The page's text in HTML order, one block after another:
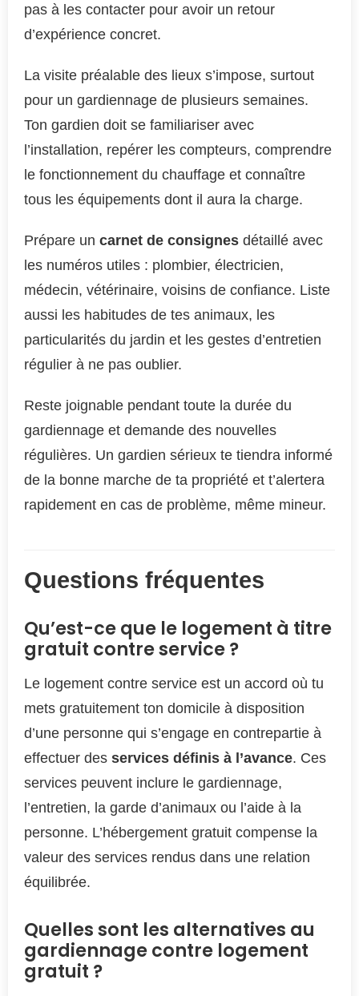
pas à les contacter pour avoir un retour
d’expérience concret.
La visite préalable des lieux s’impose, surtout
pour un gardiennage de plusieurs semaines.
Ton gardien doit se familiariser avec
l’installation, repérer les compteurs, comprendre
le fonctionnement du chauffage et connaître
tous les équipements dont il aura la charge.
Prépare un carnet de consignes détaillé avec
les numéros utiles : plombier, électricien,
médecin, vétérinaire, voisins de confiance. Liste
aussi les habitudes de tes animaux, les
particularités du jardin et les gestes d’entretien
régulier à ne pas oublier.
Reste joignable pendant toute la durée du
gardiennage et demande des nouvelles
régulières. Un gardien sérieux te tiendra informé
de la bonne marche de ta propriété et t’alertera
rapidement en cas de problème, même mineur.
Questions fréquentes
Qu’est-ce que le logement à titre
gratuit contre service ?
Le logement contre service est un accord où tu
mets gratuitement ton domicile à disposition
d’une personne qui s’engage en contrepartie à
effectuer des services définis à l’avance. Ces
services peuvent inclure le gardiennage,
l’entretien, la garde d’animaux ou l’aide à la
personne. L’hébergement gratuit compense la
valeur des services rendus dans une relation
équilibrée.
Quelles sont les alternatives au
gardiennage contre logement
gratuit ?